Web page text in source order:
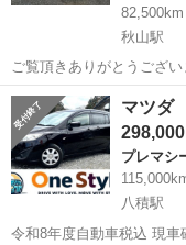
82,500km
秋山駅
ご覧頂きありがとうござ
す。 決まり次第終了となります、 気になった方はお早めにご連絡くだ
さい！ ⚠購入前に必ず現車確認をお願い致します。 現車確認の場所は
千葉県松戸市大橋にな...
千葉 松戸市 秋山駅
マツダ
298,000
プレマシ
八積駅
令和8年度自動車税込 現車確認大歓迎です。 夜遅くてもある程度でし